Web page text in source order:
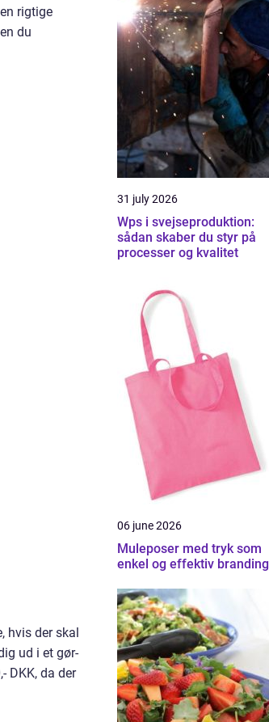
rigtige
du
hvis der skal
ud i et gør-
DKK, da der
31 july 2026
Wps i svejseproduktion:
sådan skaber du styr på
processer og kvalitet
06 june 2026
Muleposer med tryk som
enkel og effektiv branding